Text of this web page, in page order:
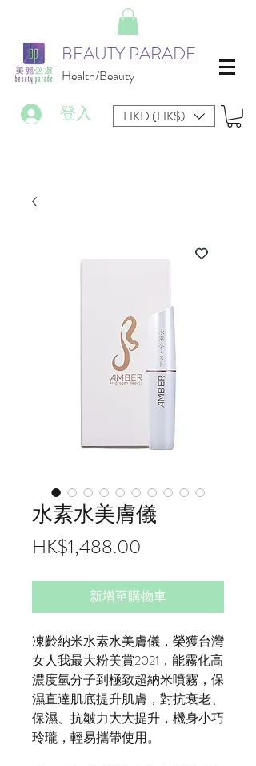
BEAUTY PARADE
Health/Beauty
登入 HKD (HK$)
水素水美膚儀
HK$1,488.00
格
新增至購物車
凍齡納米水素水美膚儀，榮獲台灣
女人我最大粉美賞2021，能霧化高
濃度氫分子到極致超納米噴霧，保
濕直達肌底提升肌膚，對抗衰老、
保濕、抗皺力大大提升，機身小巧
玲瓏，輕易攜帶使用。